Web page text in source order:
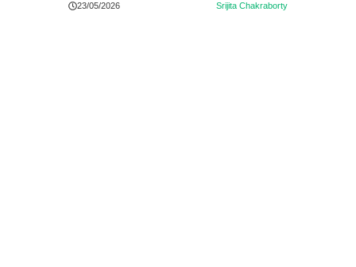
23/05/2026 Srijita Chakraborty